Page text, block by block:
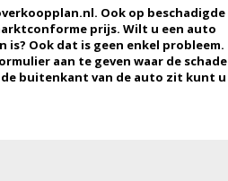
Ook op beschadigde
prijs. Wilt u een auto
is? Ook dat is geen enkel probleem.
aan te geven waar de schade
buitenkant van de auto zit kunt u